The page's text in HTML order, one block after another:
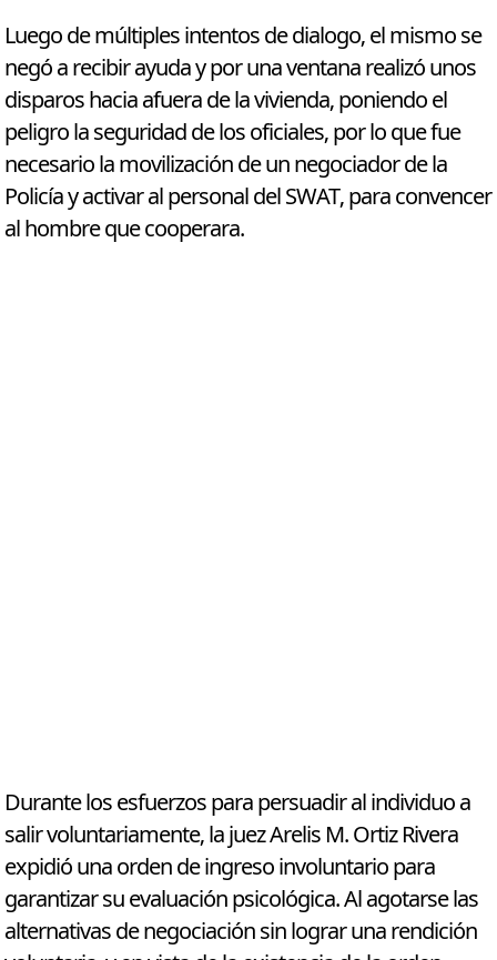
Luego de múltiples intentos de dialogo, el mismo se
negó a recibir ayuda y por una ventana realizó unos
disparos hacia afuera de la vivienda, poniendo el
peligro la seguridad de los oficiales, por lo que fue
necesario la movilización de un negociador de la
Policía y activar al personal del SWAT, para convencer
al hombre que cooperara.
Durante los esfuerzos para persuadir al individuo a
salir voluntariamente, la juez Arelis M. Ortiz Rivera
expidió una orden de ingreso involuntario para
garantizar su evaluación psicológica. Al agotarse las
alternativas de negociación sin lograr una rendición